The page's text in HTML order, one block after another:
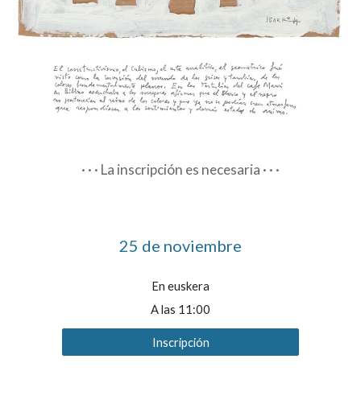
· · · La inscripción es necesaria · · ·
25 de noviembre
En euskera
A las 11:00
Inscripción